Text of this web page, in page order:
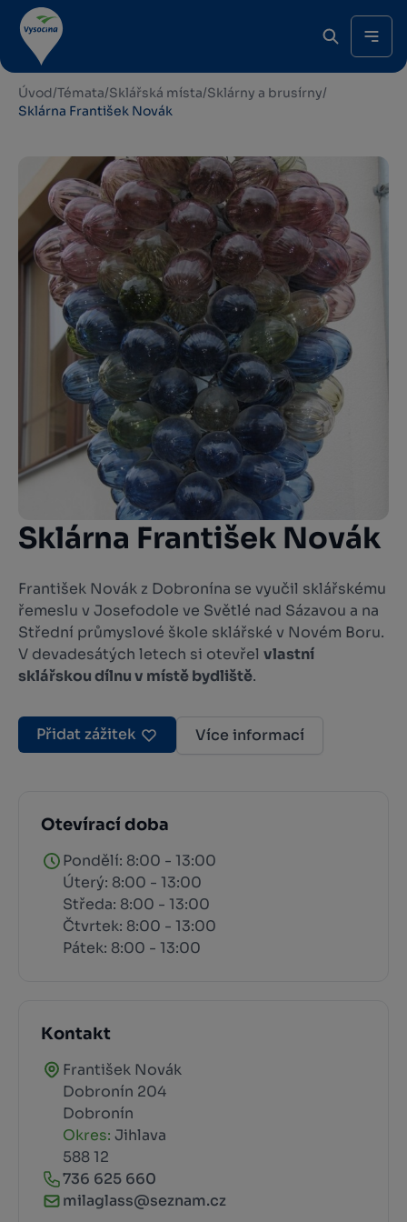
Úvod/Témata/Sklářská místa/Sklárny a brusírny/
Sklárna František Novák
Sklárna František Novák
František Novák z Dobronína se vyučil sklářskému
řemeslu v Josefodole ve Světlé nad Sázavou a na
Střední průmyslové škole sklářské v Novém Boru.
V devadesátých letech si otevřel vlastní
sklářskou dílnu v místě bydliště.
Přidat zážitek Více informací
Otevírací doba
Pondělí: 8:00 - 13:00
Úterý: 8:00 - 13:00
Středa: 8:00 - 13:00
Čtvrtek: 8:00 - 13:00
Pátek: 8:00 - 13:00
Kontakt
František Novák
Dobronín 204
Dobronín
Okres: Jihlava
588 12
736 625 660
milaglass@seznam.cz